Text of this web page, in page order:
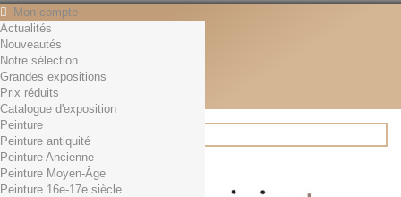
Mon compte
Contact
Français
English
Français
Actualités
Rechercher
Actualités
Nouveautés
Notre sélection
Grandes expositions
Prix réduits
Catalogue d'exposition
Peinture
Peinture antiquité
Peinture Ancienne
Peinture Moyen-Âge
Peinture 16e-17e siècle